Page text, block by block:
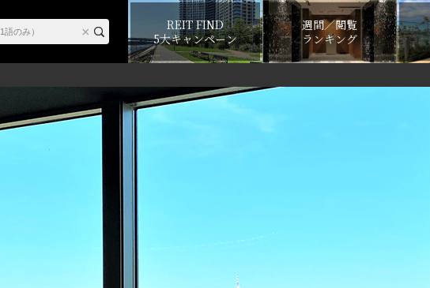
REIT FIND
5大キャンペーン
週間／閲覧
ランキング